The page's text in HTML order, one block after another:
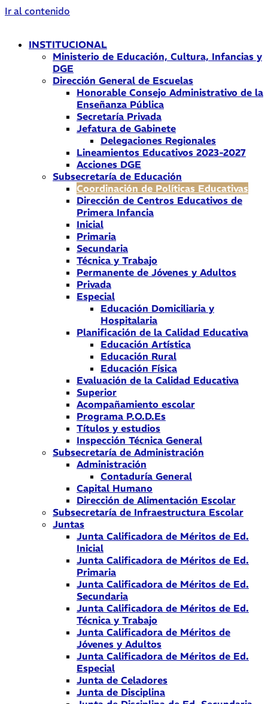
Ir al contenido
INSTITUCIONAL
Ministerio de Educación, Cultura, Infancias y
DGE
Dirección General de Escuelas
Honorable Consejo Administrativo de la
Enseñanza Pública
Secretaría Privada
Jefatura de Gabinete
Delegaciones Regionales
Lineamientos Educativos 2023-2027
Acciones DGE
Subsecretaría de Educación
Coordinación de Políticas Educativas
Dirección de Centros Educativos de
Primera Infancia
Inicial
Primaria
Secundaria
Técnica y Trabajo
Permanente de Jóvenes y Adultos
Privada
Especial
Educación Domiciliaria y
Hospitalaria
Planificación de la Calidad Educativa
Educación Artística
Educación Rural
Educación Física
Evaluación de la Calidad Educativa
Superior
Acompañamiento escolar
Programa P.O.D.Es
Títulos y estudios
Inspección Técnica General
Subsecretaría de Administración
Administración
Contaduría General
Capital Humano
Dirección de Alimentación Escolar
Subsecretaría de Infraestructura Escolar
Juntas
Junta Calificadora de Méritos de Ed.
Inicial
Junta Calificadora de Méritos de Ed.
Primaria
Junta Calificadora de Méritos de Ed.
Secundaria
Junta Calificadora de Méritos de Ed.
Técnica y Trabajo
Junta Calificadora de Méritos de
Jóvenes y Adultos
Junta Calificadora de Méritos de Ed.
Especial
Junta de Celadores
Junta de Disciplina